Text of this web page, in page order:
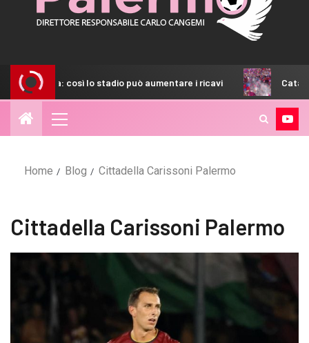
Barbera: così lo stadio può aumentare i ricavi Catania,
Home Blog Cittadella Carissoni Palermo
Cittadella Carissoni Palermo